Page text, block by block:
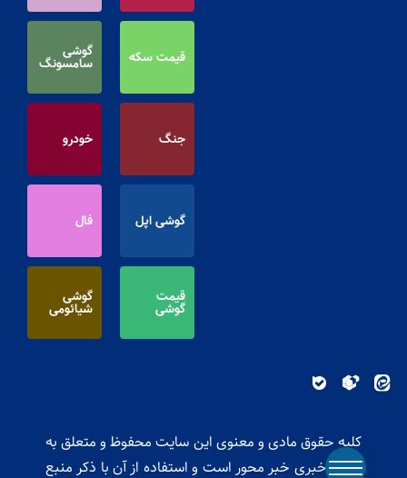
قیمت سکه گوشی
سامسونگ
جنگ خودرو
گوشی اپل فال
قیمت
گوشی
گوشی
شیائومی
کلیه حقوق مادی و معنوی این سایت محفوظ و متعلق به
پایگاه خبری خبر محور است و استفاده از آن با ذکر منبع